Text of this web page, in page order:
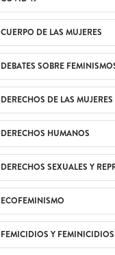
CUERPO DE LAS MUJERES
DEBATES SOBRE
DERECHOS DE LAS MUJERES
DERECHOS HUMANOS
DERECHOS SEXUALES Y
ECOFEMINISMO
FEMICIDIOS Y FEMINICIDIOS